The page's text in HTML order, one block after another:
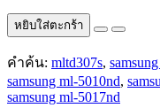
หยิบใส่ตะกร้า
คำค้น: mltd307s,
samsung ml-5010nd,
samsung ml-5017nd